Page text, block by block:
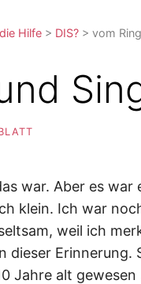
Hilfe > DIS? > vom
war. Aber es war
klein. Ich war
weil ich
dieser Erinnerung.
Jahre alt gewesen